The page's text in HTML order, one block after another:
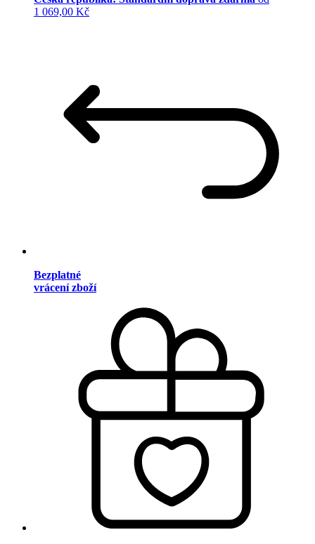
1 069,00 Kč
Bezplatné
vrácení zboží